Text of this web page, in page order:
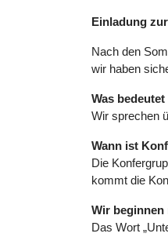
Einladung
Nach den
wir haben
Was
Wir sprechen
Wann ist
Die
kommt die
Wir beginnen
Das Wort